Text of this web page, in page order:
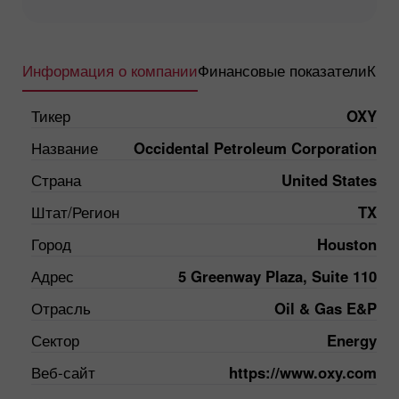
Информация о компанииФинансовые показатели
Тикер
OXY
Название
Occidental Petroleum Corporation
Страна
United States
Штат/Регион
TX
Город
Houston
Адрес
5 Greenway Plaza, Suite 110
Отрасль
Oil & Gas E&P
Сектор
Energy
Веб-сайт
https://www.oxy.com